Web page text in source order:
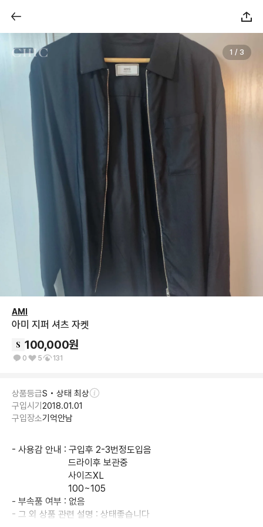
1 / 3
AMI
아미 지퍼 셔츠 자켓
100,000원
0 5 131
상품등급S • 상태 최상
구입시기 2018.01.01
구입장소기억안남
- 사용감 안내 : 구입후 2-3번정도입음
- 부속품 여부 : 없음
- 그 외 상품 관련 설명 : 상태좋습니다